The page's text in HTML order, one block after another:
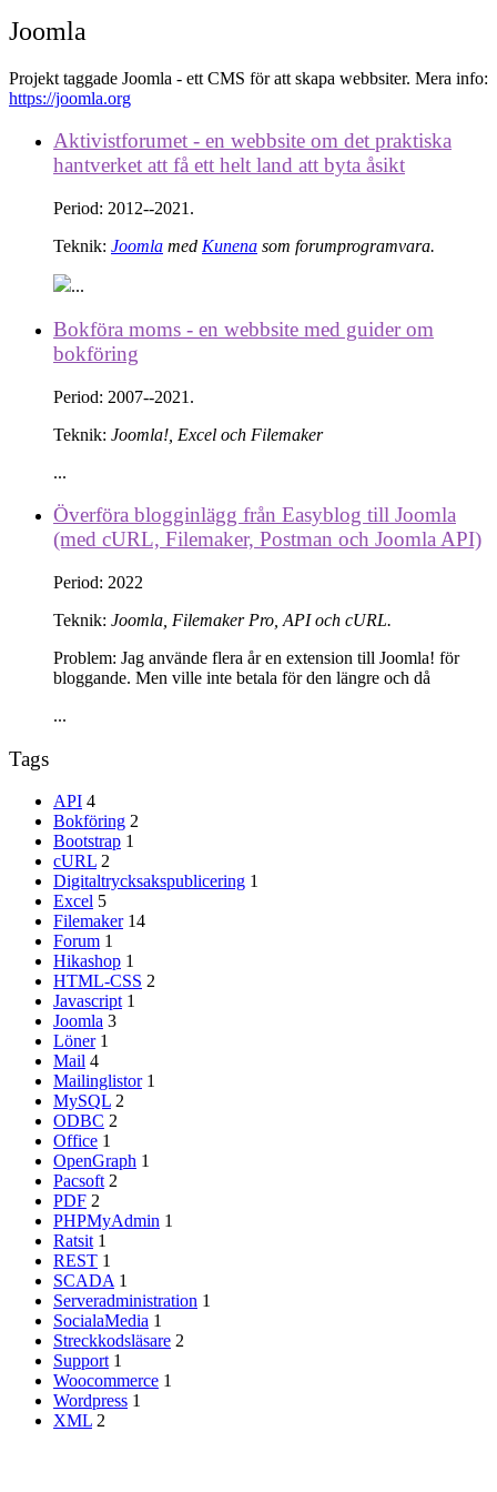
Joomla
Projekt taggade Joomla - ett CMS för att skapa webbsiter. Mera info:
https://joomla.org
Aktivistforumet - en webbsite om det praktiska
hantverket att få ett helt land att byta åsikt
Period: 2012--2021.
Teknik: Joomla med Kunena som forumprogramvara.
...
Bokföra moms - en webbsite med guider om
bokföring
Period: 2007--2021.
Teknik: Joomla!, Excel och Filemaker
...
Överföra blogginlägg från Easyblog till Joomla
(med cURL, Filemaker, Postman och Joomla API)
Period: 2022
Teknik: Joomla , Filemaker Pro, API och cURL.
Problem: Jag använde flera år en extension till Joomla! för
bloggande. Men ville inte betala för den längre och då
...
Tags
API 4
Bokföring 2
Bootstrap 1
cURL 2
Digitaltrycksakspublicering 1
Excel 5
Filemaker 14
Forum 1
Hikashop 1
HTML-CSS 2
Javascript 1
Joomla 3
Löner 1
Mail 4
Mailinglistor 1
MySQL 2
ODBC 2
Office 1
OpenGraph 1
Pacsoft 2
PDF 2
PHPMyAdmin 1
Ratsit 1
REST 1
SCADA 1
Serveradministration 1
SocialaMedia 1
Streckkodsläsare 2
Support 1
Woocommerce 1
Wordpress 1
XML 2